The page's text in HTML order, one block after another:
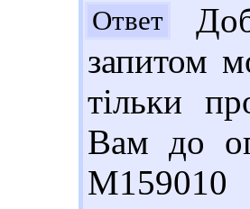
Ответ
запитом
тільки
Вам до
М159010